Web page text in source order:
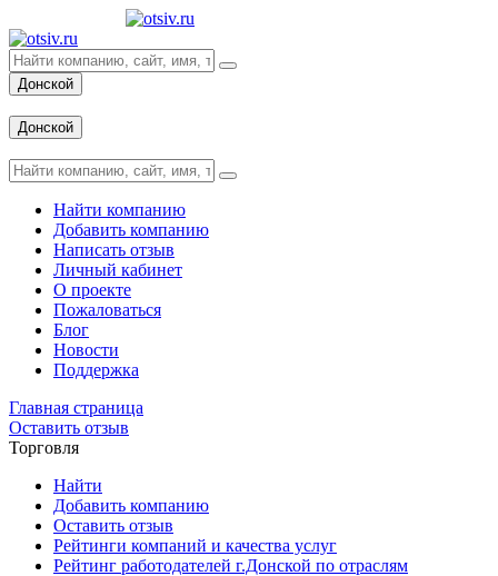
Донской
Донской
Найти компанию
Добавить компанию
Написать отзыв
Личный кабинет
О проекте
Пожаловаться
Блог
Новости
Поддержка
Главная страница
Оставить отзыв
Торговля
Найти
Добавить компанию
Оставить отзыв
Рейтинги компаний и качества услуг
Рейтинг работодателей г.Донской по отраслям